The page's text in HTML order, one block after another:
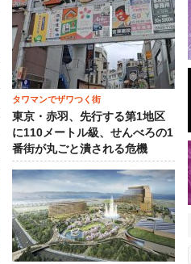
タワマンでザワつく街
東京・赤羽、先行する第1地区
に110メートル級、せんべろの1
番街が丸ごと潰される危機